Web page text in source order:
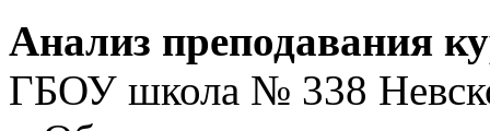
Анализ преподавания
ГБОУ школа № 338